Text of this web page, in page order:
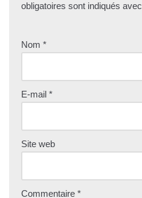
obligatoires sont indiqués avec
Nom *
E-mail *
Site web
Commentaire *